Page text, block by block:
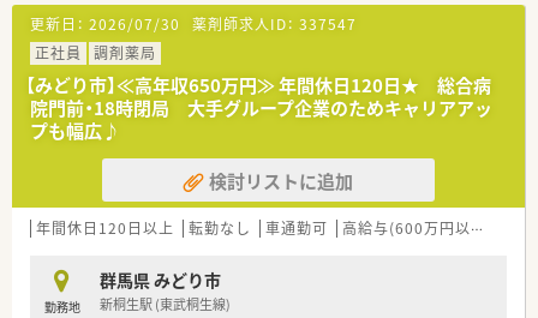
図れます。
■近隣に店舗展開をしているため、お休みも取得しやすい就業環
境です。
■対人業務に専念できるよう最新機材の導入を進められていま
す。
■一部店舗では「散剤調剤ロボット」「水剤分注機」「練り機」を導
入しております。
更新日： 2026/07/30 薬剤師求人ID： 337547
正社員
調剤薬局
【みどり市】≪高年収650万円≫ 年間休日120日★ 総合病
院門前・18時閉局 大手グループ企業のためキャリアアッ
プも幅広♪
検討リストに追加
年間休日120日以上 転勤なし 車通勤可 高給与(600万円以上)
勤務地
群馬県 みどり市
新桐生駅 (東武桐生線)